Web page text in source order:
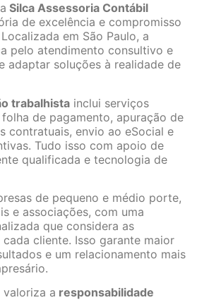
Silca Assessoria Contábil
de excelência e compromisso
em São Paulo, a
pelo atendimento consultivo e
adaptar soluções à realidade de
trabalhista inclui serviços
de pagamento, apuração de
contratuais, envio ao eSocial e
Tudo isso com apoio de
qualificada e tecnologia de
de pequeno e médio porte,
e associações, com uma
que considera as
cliente. Isso garante maior
e um relacionamento mais
valoriza a responsabilidade